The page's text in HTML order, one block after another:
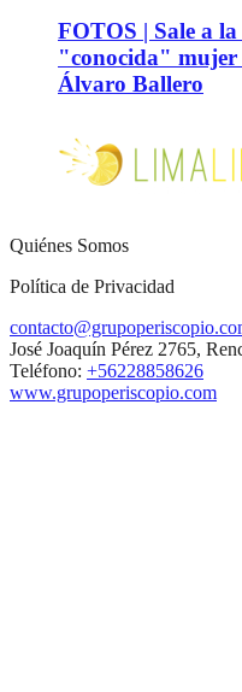
FOTOS | Sale a
"conocida" mujer
Álvaro Ballero
Quiénes Somos
Política de Privacidad
José Joaquín Pérez 2765,
Teléfono: +56228858626
www.grupoperiscopio.com